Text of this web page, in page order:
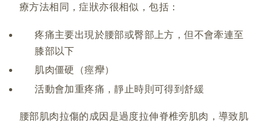
療方法相同，症狀亦很相似，包括：
疼痛主要出現於腰部或臀部上方，但不會牽連至
膝部以下
肌肉僵硬（痙癴）
活動會加重疼痛，靜止時則可得到舒緩
腰部肌肉拉傷的成因是過度拉伸脊椎旁肌肉，導致肌